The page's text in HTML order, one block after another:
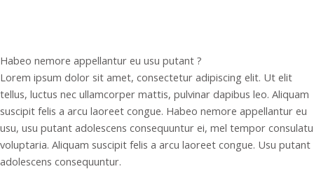
Habeo nemore appellantur eu usu putant ?
Lorem ipsum dolor sit amet, consectetur adipiscing elit. Ut elit
tellus, luctus nec ullamcorper mattis, pulvinar dapibus leo. Aliquam
suscipit felis a arcu laoreet congue. Habeo nemore appellantur eu
usu, usu putant adolescens consequuntur ei, mel tempor consulatu
voluptaria. Aliquam suscipit felis a arcu laoreet congue. Usu putant
adolescens consequuntur.